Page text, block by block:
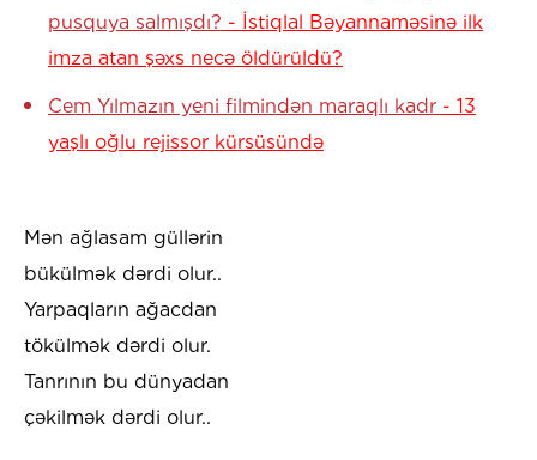
pusquya salmışdı? - İstiqlal Bəyannaməsinə ilk
imza atan şəxs necə öldürüldü?
Cem Yılmazın yeni filmindən maraqlı kadr - 13
yaşlı oğlu rejissor kürsüsündə
Mən ağlasam güllərin
bükülmək dərdi olur..
Yarpaqların ağacdan
tökülmək dərdi olur.
Tanrının bu dünyadan
çəkilmək dərdi olur..